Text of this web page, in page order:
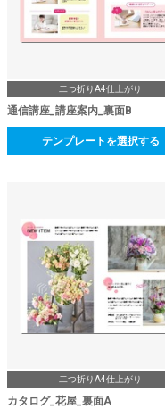
二つ折りA4仕上がり
通信講座_講座案内_裏面B
テンプレートを選択する
二つ折りA4仕上がり
カタログ_花屋_裏面A